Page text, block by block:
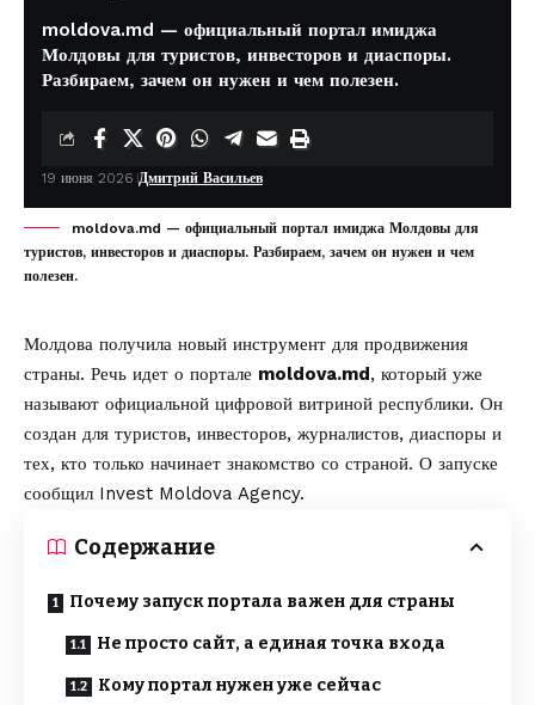
moldova.md — официальный портал имиджа
Молдовы для туристов, инвесторов и диаспоры.
Разбираем, зачем он нужен и чем полезен.
19 июня 2026 Дмитрий Васильев
moldova.md — официальный портал имиджа Молдовы для
туристов, инвесторов и диаспоры. Разбираем, зачем он нужен и чем
полезен.
Молдова получила новый инструмент для продвижения
страны. Речь идет о портале moldova.md, который уже
называют официальной цифровой витриной республики. Он
создан для туристов, инвесторов, журналистов, диаспоры и
тех, кто только начинает знакомство со страной. О запуске
сообщил Invest Moldova Agency.
Содержание
Почему запуск портала важен для страны
Не просто сайт, а единая точка входа
Кому портал нужен уже сейчас